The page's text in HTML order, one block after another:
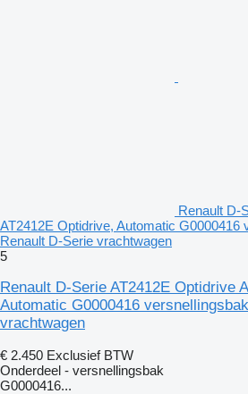
Renault D-
AT2412E Optidrive, Automatic G0000416
Renault D-Serie vrachtwagen
5
Renault D-Serie AT2412E Optidrive
Automatic G0000416
vrachtwagen
€ 2.450 Exclusief BTW
Onderdeel - versnellingsbak
G0000416...